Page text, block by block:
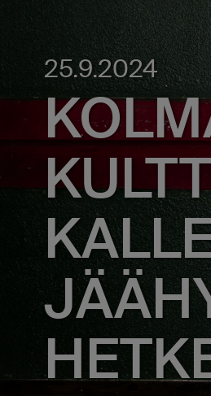
25.9.2024